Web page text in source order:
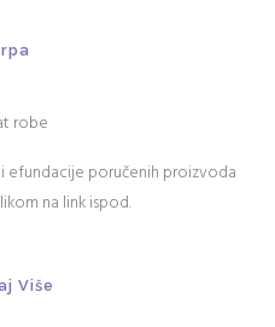
robe
efundacije poručenih proizvoda
na link ispod.
Više